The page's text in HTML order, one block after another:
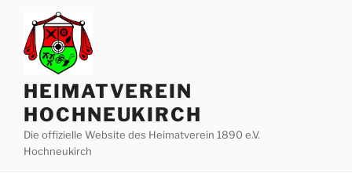
springen
HEIMATVEREIN
HOCHNEUKIRCH
Die offizielle Website des Heimatverein 1890 e.V.
Hochneukirch